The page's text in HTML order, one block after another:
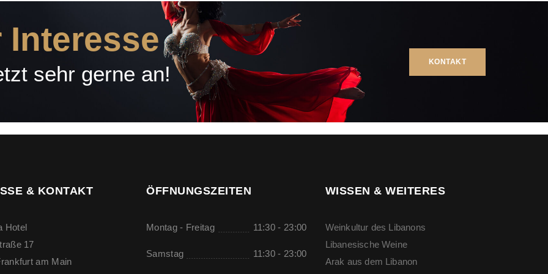
Interesse
sehr gerne an!
KONTAKT
& KONTAKT
Hotel
17
am Main
ÖFFNUNGSZEITEN
Montag - Freitag 11:30 - 23:00
Samstag 11:30 - 23:00
WISSEN & WEITERES
Weinkultur des Libanons
Libanesische Weine
Arak aus dem Libanon